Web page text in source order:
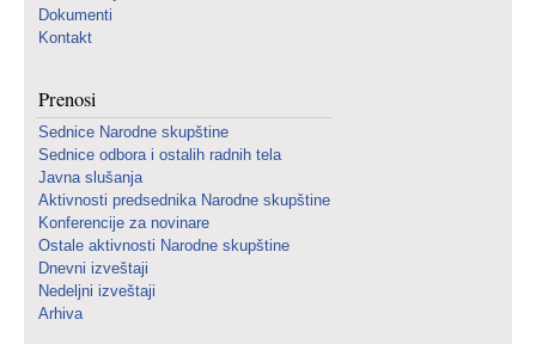
Dokumenti
Kontakt
Prenosi
Sednice Narodne skupštine
Sednice odbora i ostalih radnih tela
Javna slušanja
Aktivnosti predsednika Narodne skupštine
Konferencije za novinare
Ostale aktivnosti Narodne skupštine
Dnevni izveštaji
Nedeljni izveštaji
Arhiva